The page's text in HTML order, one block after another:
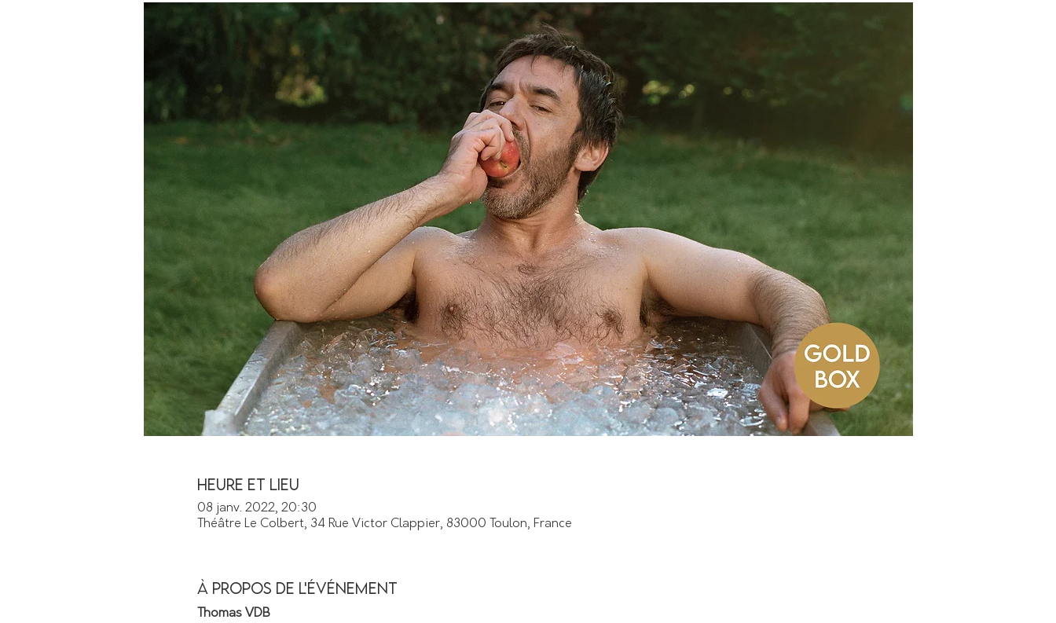
Heure et lieu
08 janv. 2022, 20:30
Théâtre Le Colbert, 34 Rue Victor Clappier, 83000 Toulon, France
À propos de l'événement
Thomas VDB